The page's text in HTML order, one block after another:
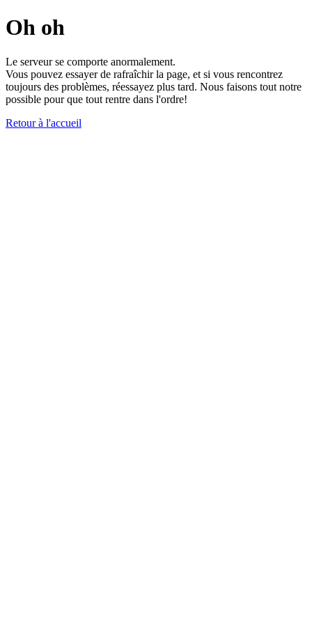
Oh oh
Le serveur se comporte anormalement.
Vous pouvez essayer de rafraîchir la page, et si vous rencontrez
toujours des problèmes, réessayez plus tard. Nous faisons tout notre
possible pour que tout rentre dans l'ordre!
Retour à l'accueil